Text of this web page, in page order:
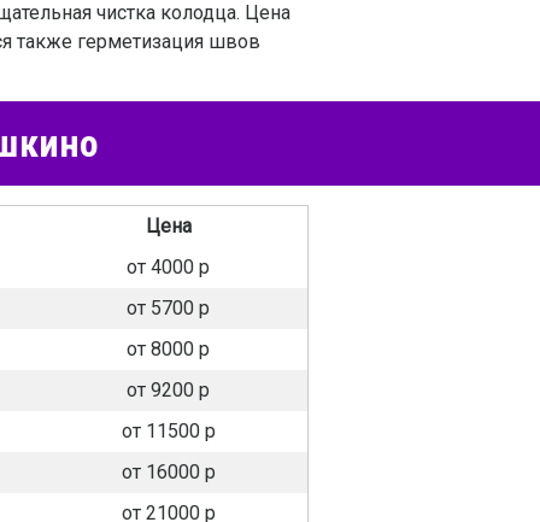
чистка колодца. Цена
также герметизация швов
Цена
от 4000 р
от 5700 р
от 8000 р
от 9200 р
от 11500 р
от 16000 р
от 21000 р